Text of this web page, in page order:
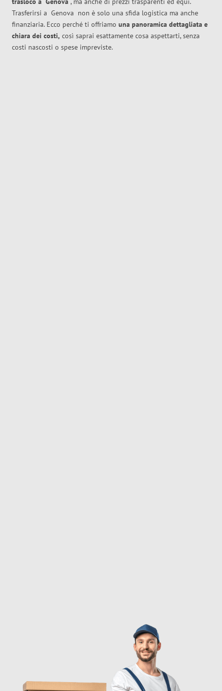
Trasferirsi a Genova non è solo una sfida logistica ma anche
finanziaria. Ecco perché ti offriamo una panoramica dettagliata e
chiara dei costi, così saprai esattamente cosa aspettarti, senza
costi nascosti o spese impreviste.